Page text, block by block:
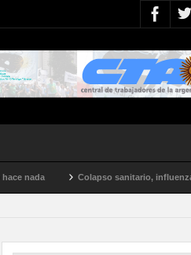
Colapso sanitario, influenza tipo A y